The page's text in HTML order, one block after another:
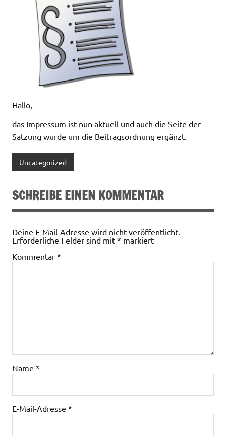
Hallo,
das Impressum ist nun aktuell und auch die Seite der
Satzung wurde um die Beitragsordnung ergänzt.
Uncategorized
SCHREIBE EINEN KOMMENTAR
Deine E-Mail-Adresse wird nicht veröffentlicht.
Erforderliche Felder sind mit * markiert
Kommentar *
Name *
E-Mail-Adresse *